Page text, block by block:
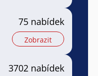
75 nabídek
Zobrazit
3702 nabídek